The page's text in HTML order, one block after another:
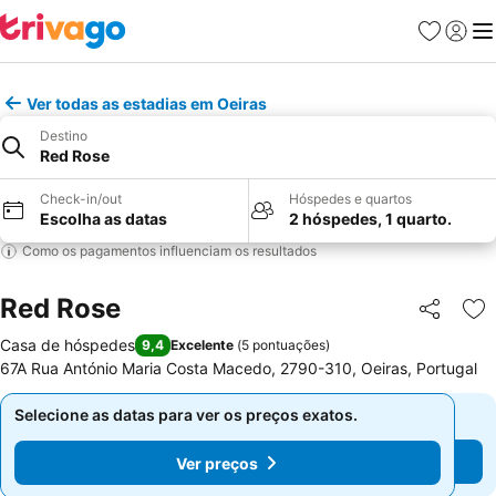
Favoritos
Iniciar
Ver todas as estadias em Oeiras
Destino
Red Rose
Check-in/out
Escolha as datas
Hóspedes e quartos
2 hóspedes, 1 quarto.
Como os pagamentos influenciam os resultados
Red Rose Partilhar
Casa de hóspedes 9,4 Excelente (5 pontuações)
67A Rua António Maria Costa Macedo, 2790-310, Oeiras, Portugal
Selecione as datas para ver os preços exatos.
Ver preços
Selecione as datas para ver os preços exatos.
Ver preços